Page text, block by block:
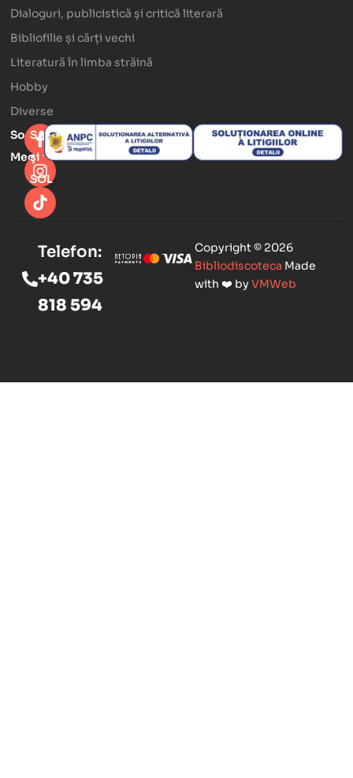
Dialoguri, publicistică și critică literară
Bibliofilie și cărți vechi
Literatură în limba străină
Hobby
Diverse
Social
Media
SAL
şi
SOL
Copyright © 2026
Bibliodiscoteca Made
with ❤️ by VMWeb
Telefon:
+40 735
818 594